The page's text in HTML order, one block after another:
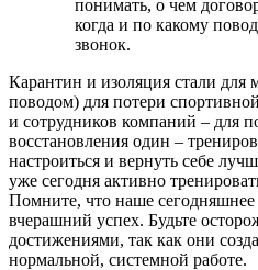
понимать, о чем
когда и по какому
звонок.
Карантин и изоляция стали
поводом) для потери
и сотруд­ников компаний – для
восстановления один –
настроиться и вернуть себе
уже сегодня активно
Помните, что наше
вчерашний успех. Будьте
достижениями, так как они
нормаль­ной, системной работе.